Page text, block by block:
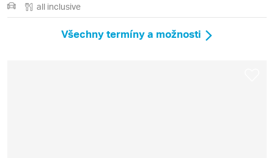
all inclusive
Všechny termíny a možnosti